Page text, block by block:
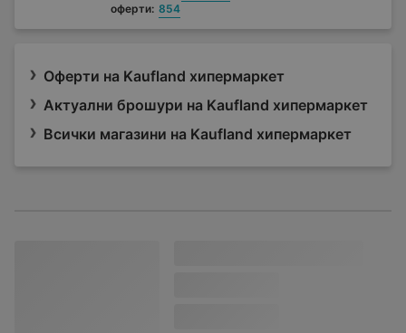
оферти: 854
Оферти на Kaufland хипермаркет
Актуални брошури на Kaufland хипермаркет
Всички магазини на Kaufland хипермаркет